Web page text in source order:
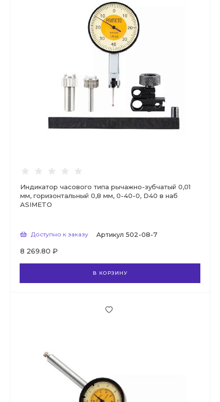
Индикатор часового типа рычажно-зубчатый 0,01
мм, горизонтальный 0,8 мм, 0-40-0, D40 в наб
ASIMETO
Доступно к заказу Артикул 502-08-7
8 269.80 ₽
В КОРЗИНУ